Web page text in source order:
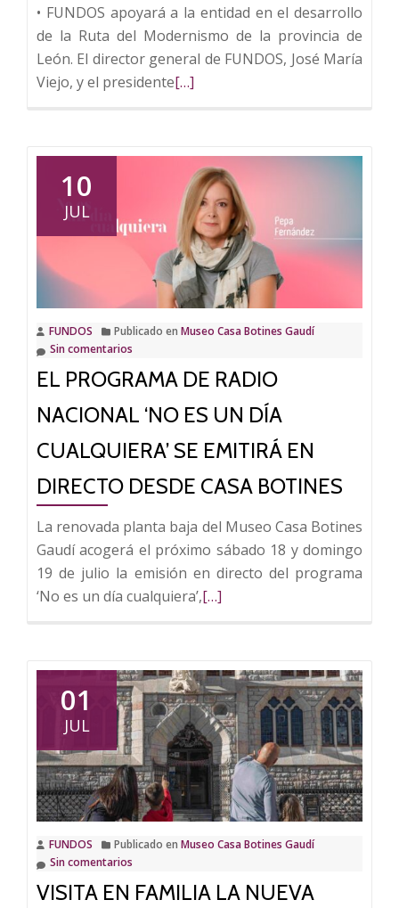
• FUNDOS apoyará a la entidad en el desarrollo
de la Ruta del Modernismo de la provincia de
León. El director general de FUNDOS, José María
Viejo, y el presidenteLeer
prestará
asesoramiento
cultural
a
la
Asociación
de
Amigos
Modernismo
de
León
[…]
10
JUL
FUNDOS Publicado en Museo Casa Botines Gaudí
Sin comentarios
EL PROGRAMA DE RADIO
NACIONAL ‘NO ES UN DÍA
CUALQUIERA’ SE EMITIRÁ EN
DIRECTO DESDE CASA BOTINES
La renovada planta baja del Museo Casa Botines
Gaudí acogerá el próximo sábado 18 y domingo
19 de julio la emisión en directo del programa
‘No es un día cualquiera’,Leer
programa
de
Radio
Nacional
‘No
es
un
día
se
[…]
01
JUL
FUNDOS Publicado en Museo Casa Botines Gaudí
Sin comentarios
VISITA EN FAMILIA LA NUEVA